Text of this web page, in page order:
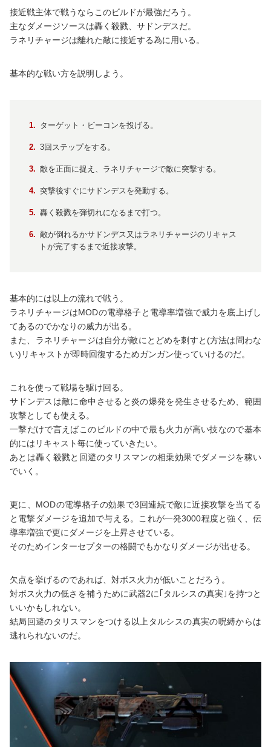
接近戦主体で戦うならこのビルドが最強だろう。
主なダメージソースは轟く殺戮、サドンデスだ。
ラネリチャージは離れた敵に接近する為に用いる。
基本的な戦い方を説明しよう。
ターゲット・ビーコンを投げる。
3回ステップをする。
敵を正面に捉え、ラネリチャージで敵に突撃する。
突撃後すぐにサドンデスを発動する。
轟く殺戮を弾切れになるまで打つ。
敵が倒れるかサドンデス又はラネリチャージのリキャス
トが完了するまで近接攻撃。
基本的には以上の流れで戦う。
ラネリチャージはMODの電導格子と電導率増強で威力を底上げし
てあるのでかなりの威力が出る。
また、ラネリチャージは自分が敵にとどめを刺すと(方法は問わな
い)リキャストが即時回復するためガンガン使っていけるのだ。
これを使って戦場を駆け回る。
サドンデスは敵に命中させると炎の爆発を発生させるため、範囲
攻撃としても使える。
一撃だけで言えばこのビルドの中で最も火力が高い技なので基本
的にはリキャスト毎に使っていきたい。
あとは轟く殺戮と回避のタリスマンの相乗効果でダメージを稼い
でいく。
更に、MODの電導格子の効果で3回連続で敵に近接攻撃を当てる
と電撃ダメージを追加で与える。これが一発3000程度と強く、伝
導率増強で更にダメージを上昇させている。
そのためインターセプターの格闘でもかなりダメージが出せる。
欠点を挙げるのであれば、対ボス火力が低いことだろう。
対ボス火力の低さを補うために武器2に｢タルシスの真実｣を持つと
いいかもしれない。
結局回避のタリスマンをつける以上タルシスの真実の呪縛からは
逃れられないのだ。